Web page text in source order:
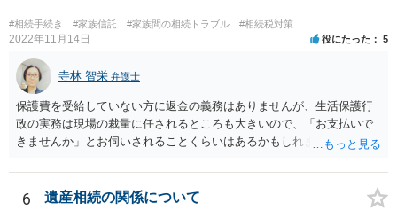
#相続手続き #家族信託 #家族間の相続トラブル #相続税対策
2022年11月14日 役にたった 5
寺林 智栄 弁護士
保護費を受給していない方に返金の義務はありませんが、生活保護行
政の実務は現場の裁量に任されるところも大きいので、「お支払いで
きませんか」とお伺いされることくらいはあるかもしれません。 通報
考えてご判断いただくのが良いと思います。
6 遺産相続の関係について